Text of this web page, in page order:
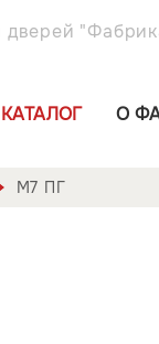
дверей
КАТАЛОГ О
М7 ПГ